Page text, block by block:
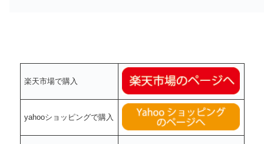
楽天市場で購入
yahooショッピングで購入